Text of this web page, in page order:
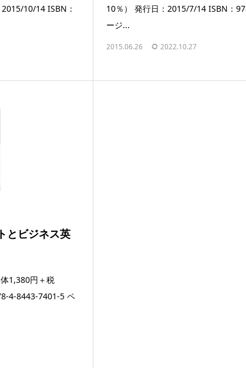
10/14 ISBN：
10％） 発行日：2015/7/14 ISBN：
ージ...
2015.06.26 2022.10.27
とビジネス英
1,380円＋税
4-8443-7401-5 ペ